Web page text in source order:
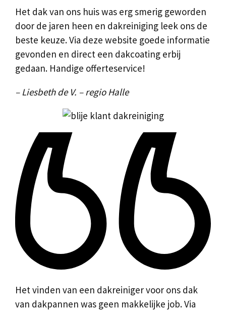
Het dak van ons huis was erg smerig geworden
door de jaren heen en dakreiniging leek ons de
beste keuze. Via deze website goede informatie
gevonden en direct een dakcoating erbij
gedaan. Handige offerteservice!
– Liesbeth de V. – regio Halle
Het vinden van een dakreiniger voor ons dak
van dakpannen was geen makkelijke job. Via